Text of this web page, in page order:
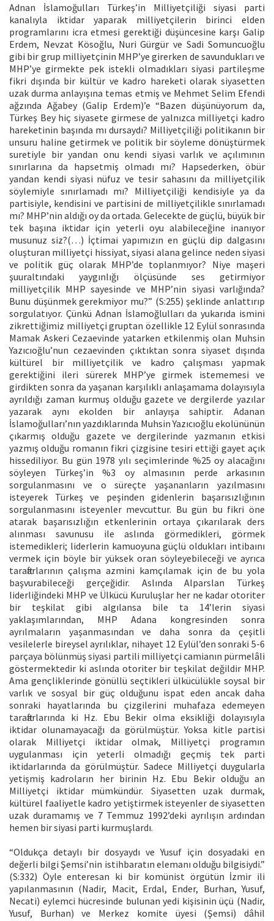
Adnan İslamoğulları Türkeş’in Milliyetçiliği siyasi parti
kanalıyla iktidar yaparak milliyetçilerin birinci elden
programlarını icra etmesi gerektiği düşüncesine karşı Galip
Erdem, Nevzat Kösoğlu, Nuri Gürgür ve Sadi Somuncuoğlu
gibi bir grup milliyetçinin MHP’ye girerken de savundukları ve
MHP’ye girmekte pek istekli olmadıkları siyasi partileşme
fikri dışında bir kültür ve kadro hareketi olarak siyasetten
uzak durma anlayışına temas etmiş ve Mehmet Selim Efendi
ağzında Ağabey (Galip Erdem)’e “Bazen düşünüyorum da,
Türkeş Bey hiç siyasete girmese de yalnızca milliyetçi kadro
hareketinin başında mı dursaydı? Milliyetçiliği politikanın bir
unsuru haline getirmek ve politik bir söyleme dönüştürmek
suretiyle bir yandan onu kendi siyasi varlık ve açılımının
sınırlarına da hapsetmiş olmadı mı? Hapsederken, öbür
yandan kendi siyasi nüfuz ve tesir sahasını da milliyetçilik
söylemiyle sınırlamadı mı? Milliyetçiliği kendisiyle ya da
partisiyle, kendisini ve partisini de milliyetçilikle sınırlamadı
mı? MHP’nin aldığı oy da ortada. Gelecekte de güçlü, büyük bir
tek başına iktidar için yeterli oyu alabileceğine inanıyor
musunuz siz?(…) İçtimai yapımızın en güçlü dip dalgasını
oluşturan milliyetçi hissiyat, siyasi alana gelince neden siyasi
ve politik güç olarak MHP’de toplanmıyor? Niye maşeri
şuuraltındaki yaygınlığı ölçüsünde ses getirmiyor
milliyetçilik MHP sayesinde ve MHP’nin siyasi varlığında?
Bunu düşünmek gerekmiyor mu?” (S:255) şeklinde anlattırıp
sorgulatıyor. Çünkü Adnan İslamoğlulları da yukarıda ismini
zikrettiğimiz milliyetçi gruptan özellikle 12 Eylül sonrasında
Mamak Askeri Cezaevinde yatarken etkilenmiş olan Muhsin
Yazıcıoğlu’nun cezaevinden çıktıktan sonra siyaset dışında
kültürel bir milliyetçilik ve kadro çalışması yapmak
gerektiğini ileri sürerek MHP’ye girmek istememesi ve
girdikten sonra da yaşanan karşılıklı anlaşamama dolayısıyla
ayrıldığı zaman kurmuş olduğu gazete ve dergilerde yazılar
yazarak aynı ekolden bir anlayışa sahiptir. Adanan
İslamoğulları’nın yazdıklarında Muhsin Yazıcıoğlu ekolününün
çıkarmış olduğu gazete ve dergilerinde yazmanın etkisi
yazmış olduğu romanın fikri çizgisine tesiri ettiği gayet açık
hissediliyor. Bu gün 1978 yılı seçimlerinde %25 oy alacağını
söyleyen Türkeş’in %3 oy almasının perde arkasının
sorgulanmasını ve o süreçte yaşananların yazılmasını
isteyerek Türkeş ve peşinden gidenlerin başarısızlığının
sorgulanmasını isteyenler mevcuttur. Bu gün bu fikri öne
atarak başarısızlığın etkenlerinin ortaya çıkarılarak ders
alınması savunusu ile aslında görmedikleri, görmek
istemedikleri; liderlerin kamuoyuna güçlü oldukları intibaını
vermek için böyle bir yüksek oran söyleyebileceği ve ayrıca
taraftarlarının çalışma azmini kamçılamak için de bu yola
başvurabileceği gerçeğidir. Aslında Alparslan Türkeş
liderliğindeki MHP ve Ülkücü Kuruluşlar her ne kadar otoriter
bir teşkilat gibi algılansa bile ta 14’lerin siyasi
yaklaşımlarından, MHP Adana kongresinden sonra
ayrılmaların yaşanmasından ve daha sonra da çeşitli
vesilelerle bireysel ayrılıklar, nihayet 12 Eylül’den sonraki 5-6
parçaya bölünmüş siyasi partili milliyetçi camianın pürmelâli
göstermektedir ki aslında otoriter bir teşkilat değildir MHP.
Ama gençliklerinde gönüllü seçtikleri ülkücülükle soysal bir
varlık ve sosyal bir güç olduğunu ispat eden ancak daha
sonraki hayatlarında bu çizgilerini muhafaza edemeyen
taraftarlarında ki Hz. Ebu Bekir olma eksikliği dolayısıyla
iktidar olunamayacağı da görülmüştür. Yoksa kitle partisi
olarak Milliyetçi iktidar olmak, Milliyetçi programın
uygulanması için yeterli olmadığı geçmiş tek parti
iktidarlarında da görülmüştür. Sadece Milliyetçi duygularla
yetişmiş kadroların her birinin Hz. Ebu Bekir olduğu an
Milliyetçi iktidar mümkündür. Siyasetten uzak durmak,
kültürel faaliyetle kadro yetiştirmek isteyenler de siyasetten
uzak duramamış ve 7 Temmuz 1992’deki ayrılışın ardından
hemen bir siyasi parti kurmuşlardı.
“Oldukça detaylı bir dosyaydı ve Yusuf için dosyadaki en
değerli bilgi Şemsi’nin istihbaratın elemanı olduğu bilgisiydi.”
(S:332) Öyle enteresan ki bir komünist örgütün İzmir ili
yapılanmasının (Nadir, Macit, Erdal, Ender, Burhan, Yusuf,
Necati) eylemci hücresinde bulunan yedi kişisinin üçü (Nadir,
Yusuf, Burhan) ve Merkez komite üyesi (Şemsi) dâhil